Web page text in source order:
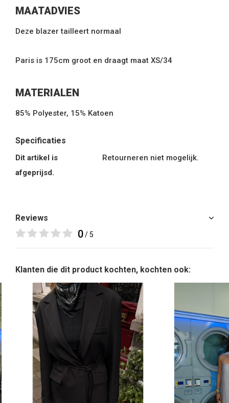
MAATADVIES
Deze blazer tailleert normaal
Paris is 175cm groot en draagt maat XS/34
MATERIALEN
85% Polyester, 15% Katoen
Specificaties
Dit artikel is
afgeprijsd.
Retourneren niet mogelijk.
Reviews
0/ 5
Klanten die dit product kochten, kochten ook: